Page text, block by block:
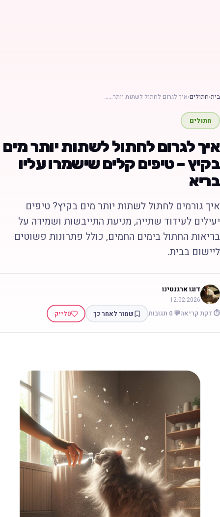
›חתולים›איך לגרום לחתול לשתות יותר……
חתולים
לגרום לחתול לשתות יותר מים
– טיפים קלים שישמרו עליו
גורמים לחתול לשתות יותר מים בקיץ? טיפים
לעידוד שתייה, מניעת התייבשות ושמירה על
החתול בימים החמים, כולל פתרונות פשוטים
בבית.
דוגו ארגנטינו
12.02.2026
דקת קריאה💬 0 תגובות שמור לאחר כך 0לייק